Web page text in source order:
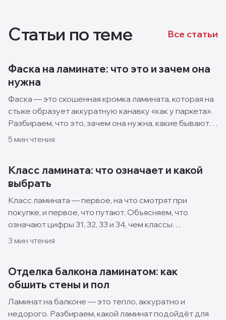
Статьи по теме Все статьи
Фаска на ламинате: что это и зачем она
нужна
Фаска — это скошенная кромка ламината, которая на
стыке образует аккуратную канавку «как у паркета».
Разбираем, что это, зачем она нужна, какие бывают
виды и когда лучше взять ламинат без фаски.
5 мин чтения
Класс ламината: что означает и какой
выбрать
Класс ламината — первое, на что смотрят при
покупке, и первое, что путают. Объясняем, что
означают цифры 31, 32, 33 и 34, чем классы
отличаются и какой выбрать для квартиры, кухни и
3 мин чтения
Отделка балкона ламинатом: как
обшить стены и пол
Ламинат на балконе — это тепло, аккуратно и
недорого. Разбираем, какой ламинат подойдёт для